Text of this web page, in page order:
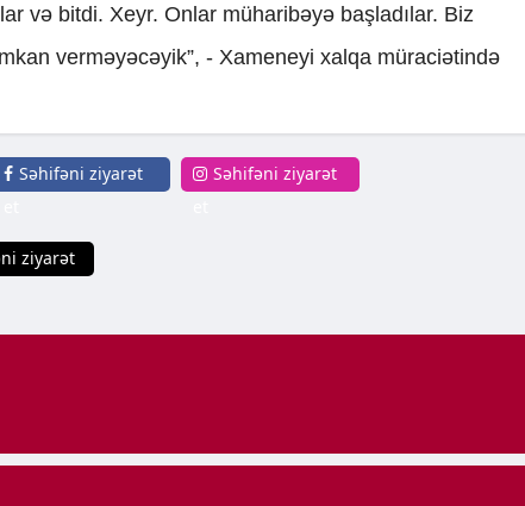
və bitdi. Xeyr. Onlar müharibəyə başladılar. Biz
verməyəcəyik”, - Xameneyi xalqa müraciətində
Səhifəni ziyarət
Səhifəni ziyarət
ziyarət